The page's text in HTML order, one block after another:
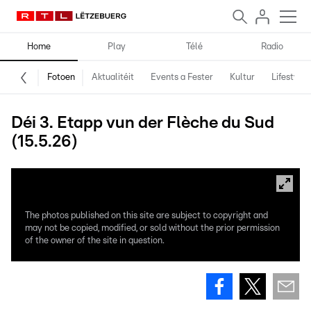
Home Play Télé Radio
Fotoen Aktualitéit Events a Fester Kultur Lifestyle
Déi 3. Etapp vun der Flèche du Sud
(15.5.26)
The photos published on this site are subject to copyright and
may not be copied, modified, or sold without the prior permission
of the owner of the site in question.